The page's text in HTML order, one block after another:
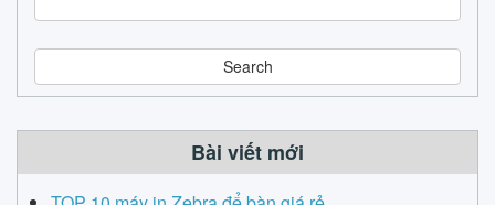
e
a
r
c
Bài viết mới